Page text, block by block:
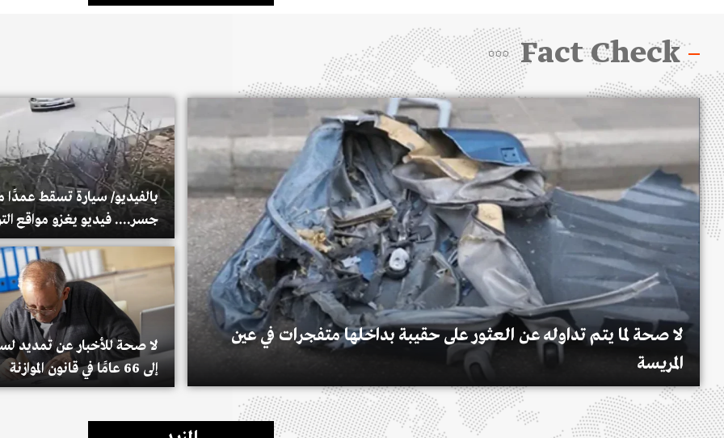
Fact Check
لا صحة لما يتم تداوله عن العثور على حقيبة بداخلها متفجرات في عين
المريسة
بالفيديو/ سيارة تسقط عمدًا
جسر.... فيديو يغزو مواقع
والحقيقة: مشهد تمثيلي!
لا صحة للأخبار عن تمديد
إلى 66 عامًا في قانون الموازنة